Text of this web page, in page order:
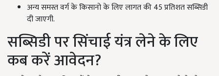
अन्य समस्त वर्ग के किसानो के लिए लागत की 45 प्रतिशत सब्सिडी
दी जाएगी.
सब्सिडी पर सिंचाई यंत्र लेने के लिए
कब करें आवेदन?